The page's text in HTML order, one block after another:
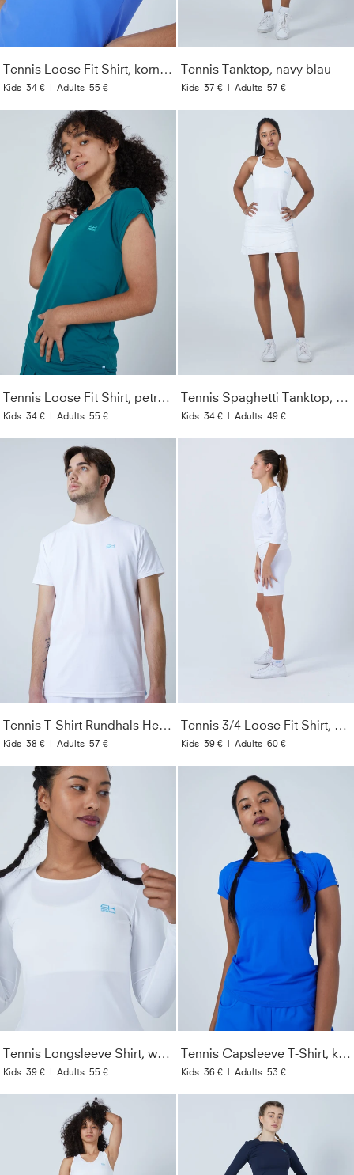
Tennis Loose Fit Shirt, kornblumen blau
Kids 34 € | Adults 55 €
Tennis Tanktop, navy blau
Kids 37 € | Adults 57 €
Tennis Loose Fit Shirt, petrol grün
Kids 34 € | Adults 55 €
Tennis Spaghetti Tanktop, weiß
Kids 34 € | Adults 49 €
Tennis T-Shirt Rundhals Herren & Jungen, weiß
Kids 38 € | Adults 57 €
Tennis 3/4 Loose Fit Shirt, weiß
Kids 39 € | Adults 60 €
Tennis Longsleeve Shirt, weiß
Kids 39 € | Adults 55 €
Tennis Capsleeve T-Shirt, kobaltblau
Kids 36 € | Adults 53 €